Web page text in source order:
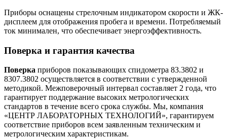
Приборы оснащены стрелочным индикатором скорости и ЖК-
дисплеем для отображения пробега и времени. Потребляемый
ток минимален, что обеспечивает энергоэффективность.
Поверка и гарантия качества
Поверка приборов показывающих спидометра 83.3802 и
8307.3802 осуществляется в соответствии с утвержденной
методикой. Межповерочный интервал составляет 2 года, что
гарантирует поддержание высоких метрологических
стандартов в течение всего срока службы. Мы, компания
«ЦЕНТР ЛАБОРАТОРНЫХ ТЕХНОЛОГИЙ», гарантируем
соответствие приборов всем заявленным техническим и
метрологическим характеристикам.